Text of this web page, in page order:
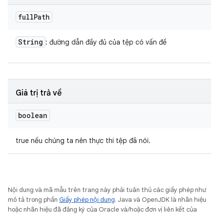
fullPath
String : đường dẫn đầy đủ của tệp có vấn đề
Giá trị trả về
boolean
true nếu chúng ta nên thực thi tệp đã nói.
Nội dung và mã mẫu trên trang này phải tuân thủ các giấy phép như
mô tả trong phần Giấy phép nội dung. Java và OpenJDK là nhãn hiệu
hoặc nhãn hiệu đã đăng ký của Oracle và/hoặc đơn vị liên kết của